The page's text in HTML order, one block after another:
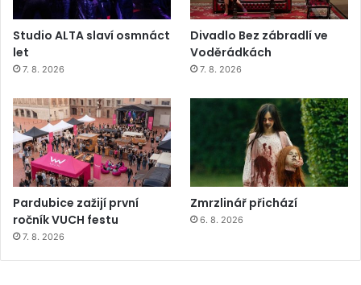
Studio ALTA slaví osmnáct
let
7. 8. 2026
Divadlo Bez zábradlí ve
Voděrádkách
7. 8. 2026
Pardubice zažijí první
ročník VUCH festu
7. 8. 2026
Zmrzlinář přichází
6. 8. 2026